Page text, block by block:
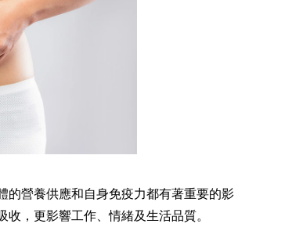
的營養供應和自身免疫力都有著重要的影
，更影響工作、情緒及生活品質。